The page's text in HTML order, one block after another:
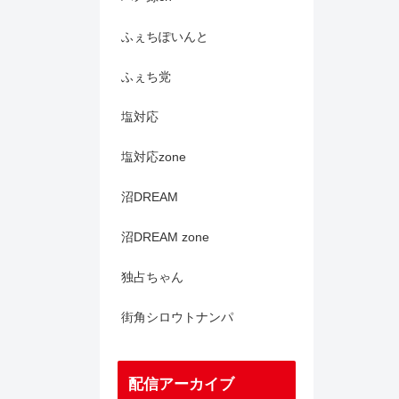
ふぇちぽいんと
ふぇち党
塩対応
塩対応zone
沼DREAM
沼DREAM zone
独占ちゃん
街角シロウトナンパ
配信アーカイブ